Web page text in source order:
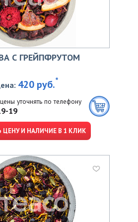
С ГРЕЙПФРУТОМ
420 руб.*
уточнять по телефону
19
ЦЕНУ И НАЛИЧИЕ В 1 КЛИК